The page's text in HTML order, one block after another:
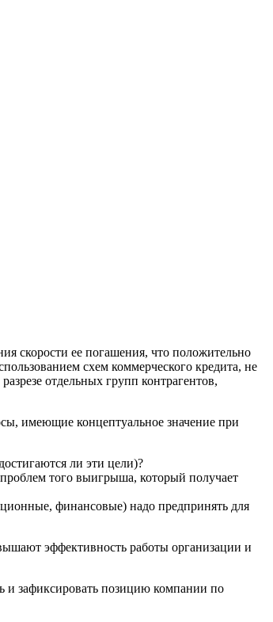
скорости ее погашения, что положительно
схем коммерческого кредита, не
отдельных групп контрагентов,
имеющие концептуальное значение при
ли эти цели)?
того выигрыша, который получает
финансовые) надо предпринять для
эффективность работы организации и
и зафиксировать позицию компании по